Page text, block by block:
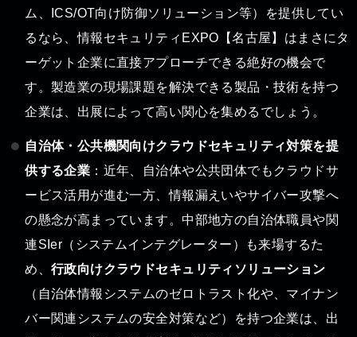
ム、ICS/OT向け防御ソリューション等）を提供してい
るなら、情報セキュリティEXPO【名古屋】はまさにタ
ーゲット企業に直接アプローチできる絶好の機会で
す。製造業の現場課題を解決できる製品・技術を持つ
企業は、出展によって高い関心を集めるでしょう。
自治体・公共機関向けクラウドセキュリティ対策を提
供する企業 ：近年、自治体や公共団体でもクラウドサ
ービス活用が進む一方、情報漏えいやサイバー攻撃へ
の懸念が高まっています。中部地方の自治体職員や関
連SIer（システムインテグレーター）も来場するた
め、行政向けクラウドセキュリティソリューション
（自治体情報システムのゼロトラスト化や、マイナン
バー関連システムの安全対策など）を持つ企業は、出